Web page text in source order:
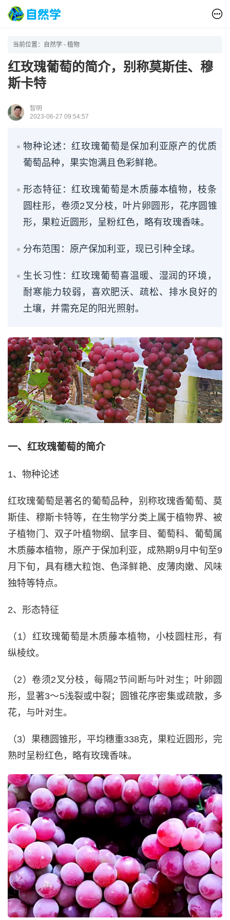
当前位置： 自然学 - 植物
红玫瑰葡萄的简介，别称莫斯佳、穆
斯卡特
智明
2023-06-27 09:54:57
物种论述：红玫瑰葡萄是保加利亚原产的优质
葡萄品种，果实饱满且色彩鲜艳。
形态特征：红玫瑰葡萄是木质藤本植物，枝条
圆柱形，卷须2叉分枝，叶片卵圆形，花序圆锥
形，果粒近圆形，呈粉红色，略有玫瑰香味。
分布范围：原产保加利亚，现已引种全球。
生长习性：红玫瑰葡萄喜温暖、湿润的环境，
耐寒能力较弱，喜欢肥沃、疏松、排水良好的
土壤，并需充足的阳光照射。
一、红玫瑰葡萄的简介
1、物种论述
红玫瑰葡萄是著名的葡萄品种，别称玫瑰香葡萄、莫
斯佳、穆斯卡特等，在生物学分类上属于植物界、被
子植物门、双子叶植物纲、鼠李目、葡萄科、葡萄属
木质藤本植物，原产于保加利亚，成熟期9月中旬至9
月下旬，具有穗大粒饱、色泽鲜艳、皮薄肉嫩、风味
独特等特点。
2、形态特征
（1）红玫瑰葡萄是木质藤本植物，小枝圆柱形，有
纵棱纹。
（2）卷须2叉分枝，每隔2节间断与叶对生；叶卵圆
形，显著3～5浅裂或中裂；圆锥花序密集或疏散，多
花，与叶对生。
（3）果穗圆锥形，平均穗重338克，果粒近圆形，完
熟时呈粉红色，略有玫瑰香味。